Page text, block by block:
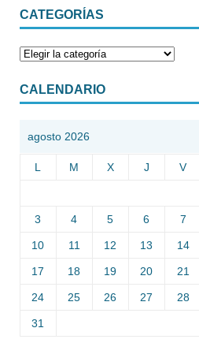
CATEGORÍAS
CALENDARIO
agosto 2026
L M X J V
3 4 5 6 7
10 11 12 13 14
17 18 19 20 21
24 25 26 27 28
31